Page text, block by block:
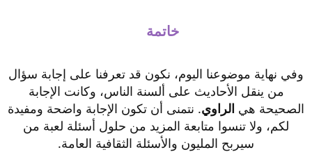
خاتمة
وفي نهاية موضوعنا اليوم، نكون قد تعرفنا على إجابة سؤال
من ينقل الأحاديث على ألسنة الناس، وكانت الإجابة
الصحيحة هي الراوي. نتمنى أن تكون الإجابة واضحة ومفيدة
لكم، ولا تنسوا متابعة المزيد من حلول أسئلة لعبة من
سيربح المليون والأسئلة الثقافية العامة.